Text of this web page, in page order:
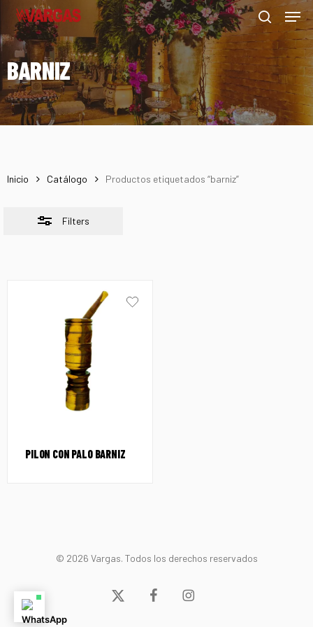
Skip
main
content
search
Menu
BARNIZ
Inicio Catálogo Productos etiquetados “barniz”
Filters
Close
Filters
PILON CON PALO BARNIZ
© 2026 Vargas. Todos los derechos reservados
x-
facebookinstagram
Menu